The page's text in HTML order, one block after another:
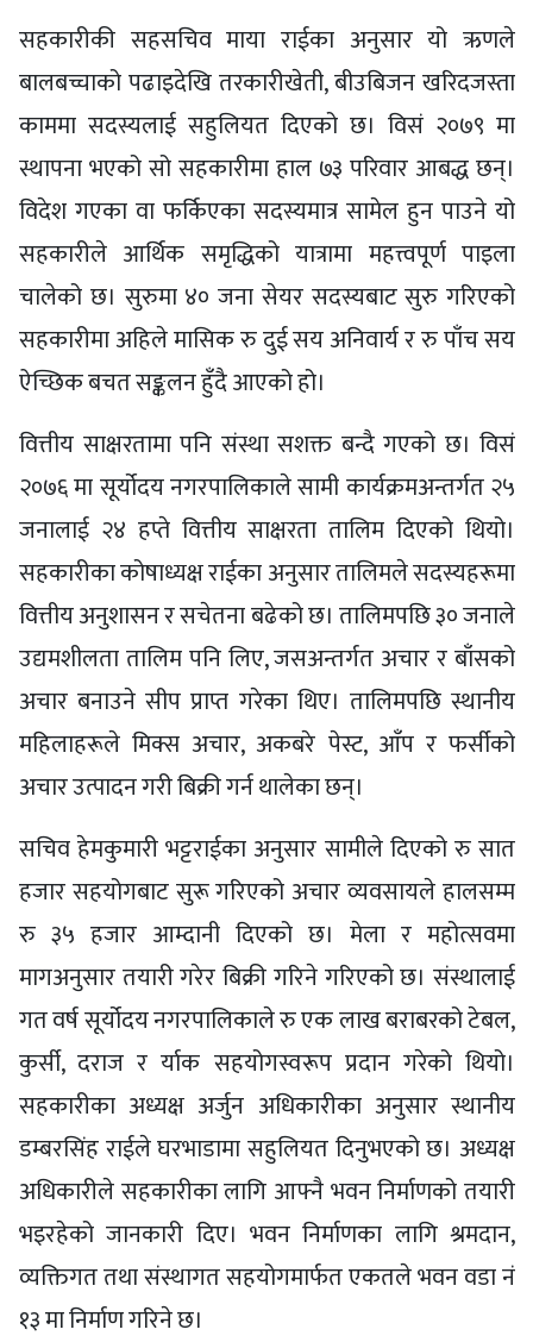
सहकारीकी सहसचिव माया राईका अनुसार यो ऋणले
बालबच्चाको पढाइदेखि तरकारीखेती, बीउबिजन खरिदजस्ता
काममा सदस्यलाई सहुलियत दिएको छ। विसं २०७९ मा
स्थापना भएको सो सहकारीमा हाल ७३ परिवार आबद्ध छन्।
विदेश गएका वा फर्किएका सदस्यमात्र सामेल हुन पाउने यो
सहकारीले आर्थिक समृद्धिको यात्रामा महत्त्वपूर्ण पाइला
चालेको छ। सुरुमा ४० जना सेयर सदस्यबाट सुरु गरिएको
सहकारीमा अहिले मासिक रु दुई सय अनिवार्य र रु पाँच सय
ऐच्छिक बचत सङ्कलन हुँदै आएको हो।
वित्तीय साक्षरतामा पनि संस्था सशक्त बन्दै गएको छ। विसं
२०७६ मा सूर्योदय नगरपालिकाले सामी कार्यक्रमअन्तर्गत २५
जनालाई २४ हप्ते वित्तीय साक्षरता तालिम दिएको थियो।
सहकारीका कोषाध्यक्ष राईका अनुसार तालिमले सदस्यहरूमा
वित्तीय अनुशासन र सचेतना बढेको छ। तालिमपछि ३० जनाले
उद्यमशीलता तालिम पनि लिए, जसअन्तर्गत अचार र बाँसको
अचार बनाउने सीप प्राप्त गरेका थिए। तालिमपछि स्थानीय
महिलाहरूले मिक्स अचार, अकबरे पेस्ट, आँप र फर्सीको
अचार उत्पादन गरी बिक्री गर्न थालेका छन्।
सचिव हेमकुमारी भट्टराईका अनुसार सामीले दिएको रु सात
हजार सहयोगबाट सुरू गरिएको अचार व्यवसायले हालसम्म
रु ३५ हजार आम्दानी दिएको छ। मेला र महोत्सवमा
मागअनुसार तयारी गरेर बिक्री गरिने गरिएको छ। संस्थालाई
गत वर्ष सूर्योदय नगरपालिकाले रु एक लाख बराबरको टेबल,
कुर्सी, दराज र र्याक सहयोगस्वरूप प्रदान गरेको थियो।
सहकारीका अध्यक्ष अर्जुन अधिकारीका अनुसार स्थानीय
डम्बरसिंह राईले घरभाडामा सहुलियत दिनुभएको छ। अध्यक्ष
अधिकारीले सहकारीका लागि आफ्नै भवन निर्माणको तयारी
भइरहेको जानकारी दिए। भवन निर्माणका लागि श्रमदान,
व्यक्तिगत तथा संस्थागत सहयोगमार्फत एकतले भवन वडा नं
१३ मा निर्माण गरिने छ।